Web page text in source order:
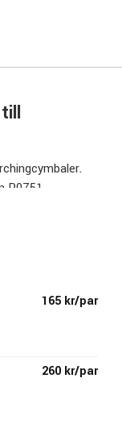
P0751.
som
165 kr/par
260 kr/par